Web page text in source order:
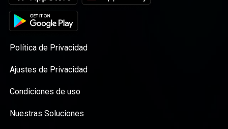
Política de Privacidad
Ajustes de Privacidad
Condiciones de uso
Nuestras Soluciones